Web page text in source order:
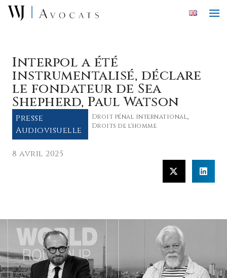
Skip to main content
Interpol a été
instrumentalisé, déclare
le fondateur de Sea
Shepherd, Paul Watson
Presse
Audiovisuelle
Droit pénal international,
Droits de l'homme
8 avril 2025